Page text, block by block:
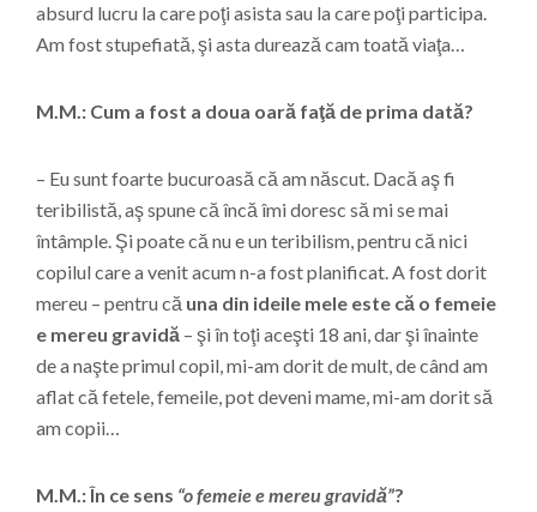
absurd lucru la care poţi asista sau la care poţi participa.
Am fost stupefiată, şi asta durează cam toată viaţa…
M.M.: Cum a fost a doua oară faţă de prima dată?
– Eu sunt foarte bucuroasă că am născut. Dacă aş fi
teribilistă, aş spune că încă îmi doresc să mi se mai
întâmple. Şi poate că nu e un teribilism, pentru că nici
copilul care a venit acum n-a fost planificat. A fost dorit
mereu – pentru că una din ideile mele este că o femeie
e mereu gravidă – şi în toţi aceşti 18 ani, dar şi înainte
de a naşte primul copil, mi-am dorit de mult, de când am
aflat că fetele, femeile, pot deveni mame, mi-am dorit să
am copii…
M.M.: În ce sens “o femeie e mereu gravidă”?